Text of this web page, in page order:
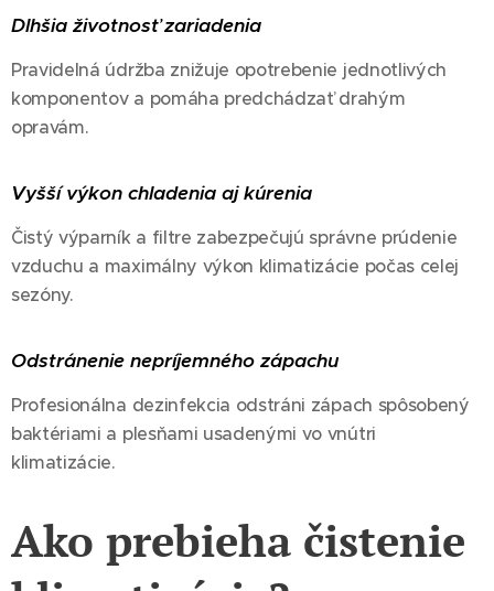
Dlhšia životnosť zariadenia
Pravidelná údržba znižuje opotrebenie jednotlivých
komponentov a pomáha predchádzať drahým
opravám.
Vyšší výkon chladenia aj kúrenia
Čistý výparník a filtre zabezpečujú správne prúdenie
vzduchu a maximálny výkon klimatizácie počas celej
sezóny.
Odstránenie nepríjemného zápachu
Profesionálna dezinfekcia odstráni zápach spôsobený
baktériami a plesňami usadenými vo vnútri
klimatizácie.
Ako prebieha čistenie